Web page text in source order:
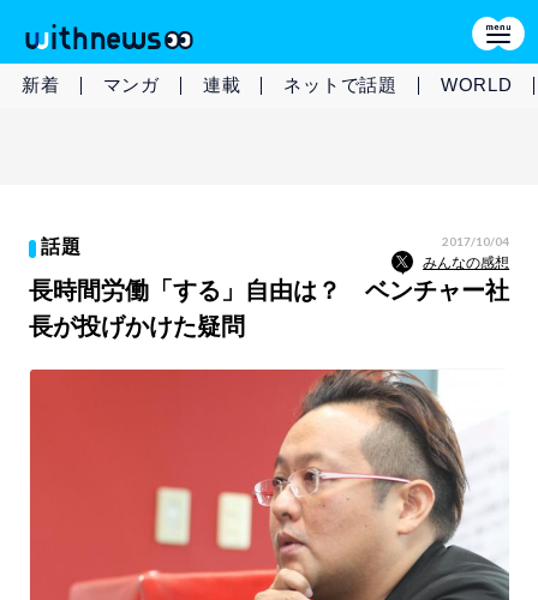
新着 マンガ 連載 ネットで話題 WORLD
話題 2017/10/04
みんなの感想
長時間労働「する」自由は？ ベンチャー社
長が投げかけた疑問